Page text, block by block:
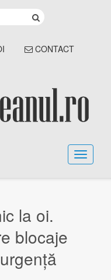
CONTACT
la oi.
blocaje